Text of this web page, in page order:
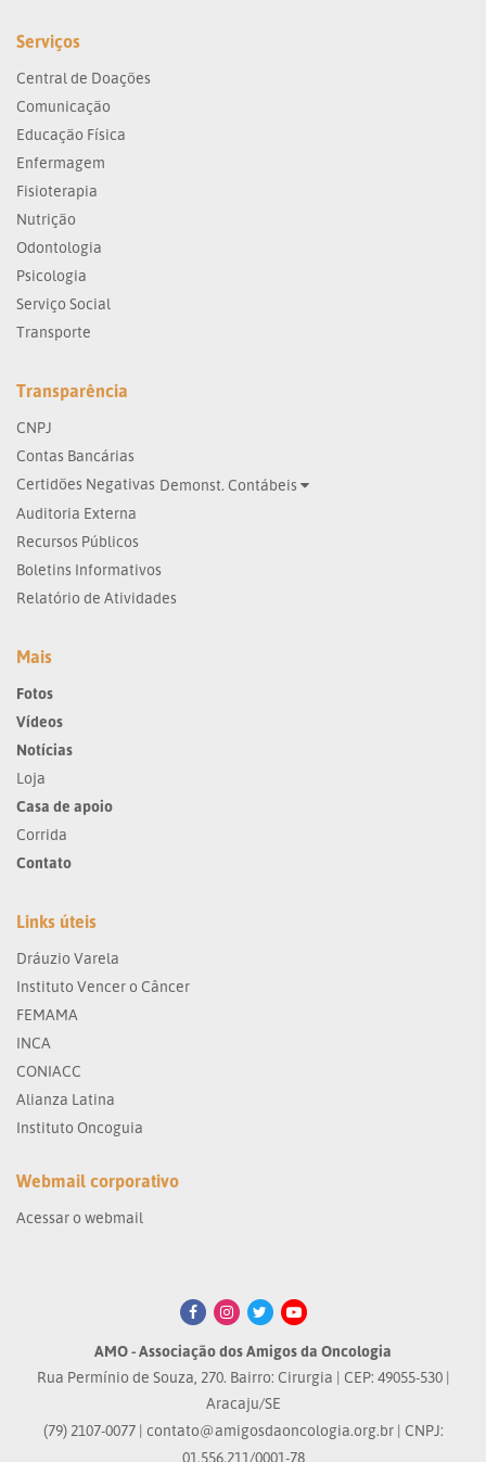
Serviços
Central de Doações
Comunicação
Educação Física
Enfermagem
Fisioterapia
Nutrição
Odontologia
Psicologia
Serviço Social
Transporte
Transparência
CNPJ
Contas Bancárias
Certidões Negativas Demonst. Contábeis
Auditoria Externa
Recursos Públicos
Boletins Informativos
Relatório de Atividades
Mais
Fotos
Vídeos
Notícias
Loja
Casa de apoio
Corrida
Contato
Links úteis
Dráuzio Varela
Instituto Vencer o Câncer
FEMAMA
INCA
CONIACC
Alianza Latina
Instituto Oncoguia
Webmail corporativo
Acessar o webmail
AMO - Associação dos Amigos da Oncologia
Rua Permínio de Souza, 270. Bairro: Cirurgia | CEP: 49055-530 |
Aracaju/SE
(79) 2107-0077 | contato@amigosdaoncologia.org.br| CNPJ:
01.556.211/0001-78